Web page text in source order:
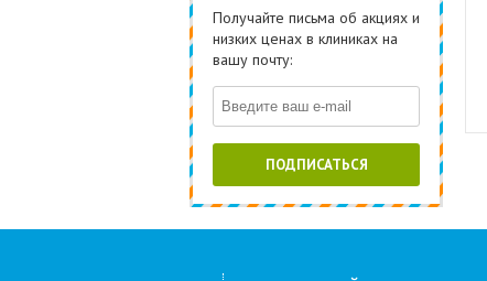
Получайте письма об акциях и
низких ценах в клиниках на
вашу почту:
ПОДПИСАТЬСЯ